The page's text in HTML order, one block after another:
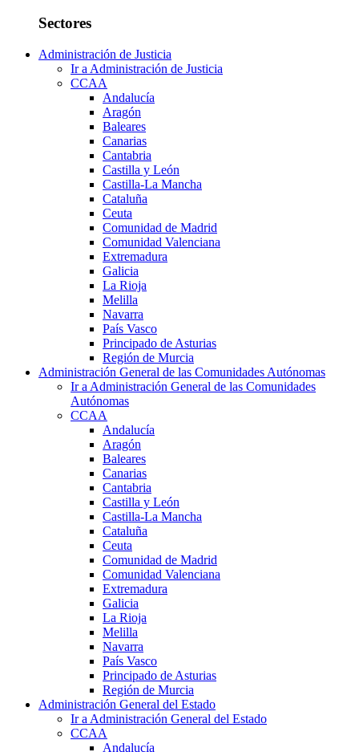
Sectores
Administración de Justicia
Ir a Administración de Justicia
CCAA
Andalucía
Aragón
Baleares
Canarias
Cantabria
Castilla y León
Castilla-La Mancha
Cataluña
Ceuta
Comunidad de Madrid
Comunidad Valenciana
Extremadura
Galicia
La Rioja
Melilla
Navarra
País Vasco
Principado de Asturias
Región de Murcia
Administración General de las Comunidades Autónomas
Ir a Administración General de las Comunidades
Autónomas
CCAA
Andalucía
Aragón
Baleares
Canarias
Cantabria
Castilla y León
Castilla-La Mancha
Cataluña
Ceuta
Comunidad de Madrid
Comunidad Valenciana
Extremadura
Galicia
La Rioja
Melilla
Navarra
País Vasco
Principado de Asturias
Región de Murcia
Administración General del Estado
Ir a Administración General del Estado
CCAA
Andalucía